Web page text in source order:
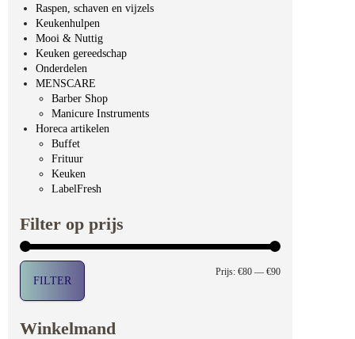
Raspen, schaven en vijzels
Keukenhulpen
Mooi & Nuttig
Keuken gereedschap
Onderdelen
MENSCARE
Barber Shop
Manicure Instruments
Horeca artikelen
Buffet
Frituur
Keuken
LabelFresh
Filter op prijs
Min. prijs
Max. prijs
FILTER
Prijs: €80 — €90
Winkelmand